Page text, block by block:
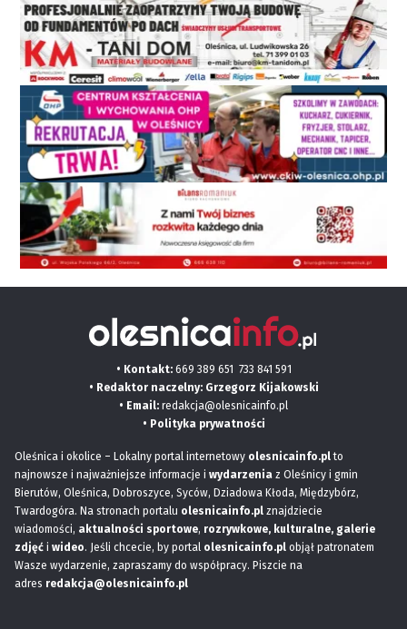
• Kontakt: 669 389 651 733 841 591
• Redaktor naczelny: Grzegorz Kijakowski
• Email: redakcja@olesnicainfo.pl
• Polityka prywatności
Oleśnica i okolice – Lokalny portal internetowy olesnicainfo.plto
najnowsze i najważniejsze informacje i wydarzenia z Oleśnicy i gmin
Bierutów, Oleśnica, Dobroszyce, Syców, Dziadowa Kłoda, Międzybórz,
Twardogóra. Na stronach portalu olesnicainfo.pl znajdziecie
wiadomości, aktualności sportowe, rozrywkowe, kulturalne, galerie
zdjęć i wideo. Jeśli chcecie, by portal olesnicainfo.pl objął patronatem
Wasze wydarzenie, zapraszamy do współpracy. Piszcie na
adres redakcja@olesnicainfo.pl